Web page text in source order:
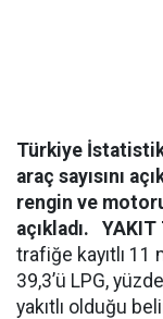
Türkiye
araç sayısını
rengin ve
açıkladı.
YAKIT
trafiğe kayıtlı
39,3’ü LPG,
yakıtlı olduğu